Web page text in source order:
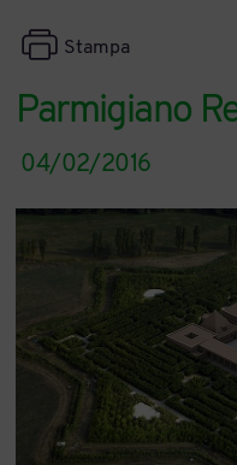
Parmigiano
Stampa
04/02/2016